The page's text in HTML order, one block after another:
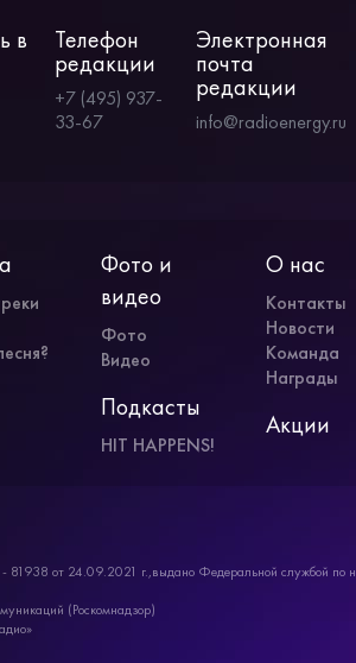
в Телефон
редакции
+7 (495) 937-
33-67
Электронная
почта
редакции
info@radioenergy.ru
Фото и
видео
Фото
Видео
Подкасты
HIT HAPPENS!
О нас
Контакты
Новости
Команда
Награды
Акции
от 24.09.2021 г.,выдано Федеральной службой по
(Роскомнадзор)